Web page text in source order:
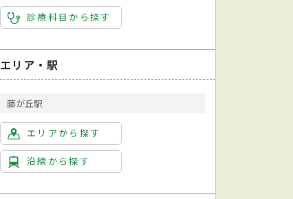
診療科目から探す
エリア・駅
藤が丘駅
エリアから探す
沿線から探す